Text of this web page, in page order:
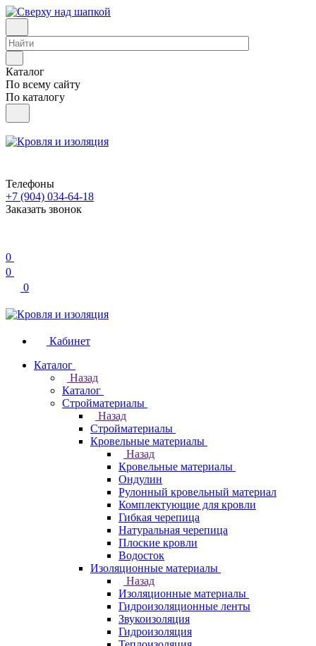
Каталог
По всему сайту
По каталогу
Телефоны
+7 (904) 034-64-18
Заказать звонок
0
0
0
Кабинет
Каталог
Назад
Каталог
Стройматериалы
Назад
Стройматериалы
Кровельные материалы
Назад
Кровельные материалы
Ондулин
Рулонный кровельный материал
Комплектующие для кровли
Гибкая черепица
Натуральная черепица
Плоские кровли
Водосток
Изоляционные материалы
Назад
Изоляционные материалы
Гидроизоляционные ленты
Звукоизоляция
Гидроизоляция